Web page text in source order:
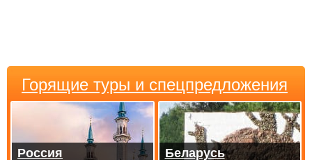
Горящие туры и спецпредложения
Россия Беларусь